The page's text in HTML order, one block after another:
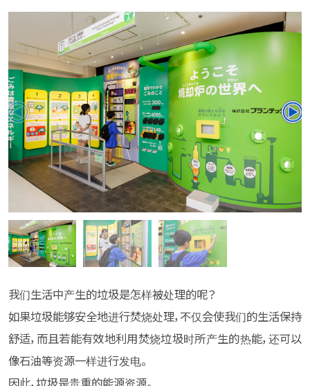
我们生活中产生的垃圾是怎样被处理的呢？
如果垃圾能够安全地进行焚烧处理，不仅会使我们的生活保持
舒适，而且若能有效地利用焚烧垃圾时所产生的热能，还可以
像石油等资源一样进行发电。
因此，垃圾是贵重的能源资源。